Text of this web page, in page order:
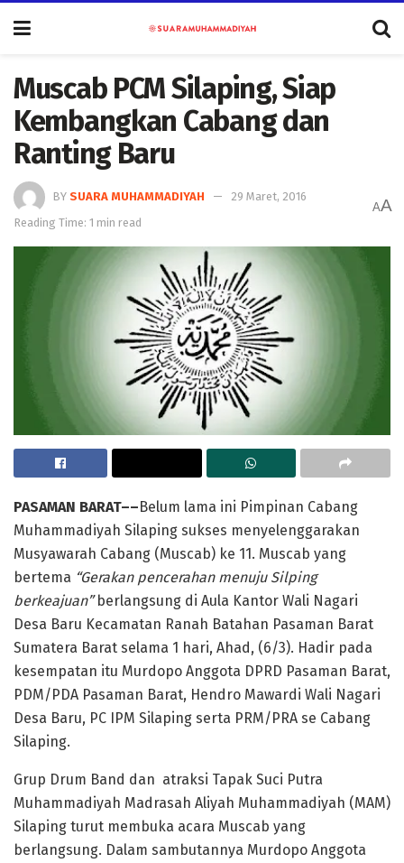
Muscab PCM Silaping, Siap
Kembangkan Cabang dan
Ranting Baru
BY SUARA MUHAMMADIYAH
29 Maret, 2016
Reading Time: 1 min read
AA
PASAMAN BARAT––Belum lama ini Pimpinan Cabang
Muhammadiyah Silaping sukses menyelenggarakan
Musyawarah Cabang (Muscab) ke 11. Muscab yang
bertema “Gerakan pencerahan menuju Silping
berkeajuan”berlangsung di Aula Kantor Wali Nagari
Desa Baru Kecamatan Ranah Batahan Pasaman Barat
Sumatera Barat selama 1 hari, Ahad, (6/3). Hadir pada
kesempatan itu Murdopo Anggota DPRD Pasaman Barat,
PDM/PDA Pasaman Barat, Hendro Mawardi Wali Nagari
Desa Baru, PC IPM Silaping serta PRM/PRA se Cabang
Silaping.
Grup Drum Band dan atraksi Tapak Suci Putra
Muhammadiyah Madrasah Aliyah Muhammadiyah (MAM)
Silaping turut membuka acara Muscab yang
berlangsung. Dalam sambutannya Murdopo Anggota